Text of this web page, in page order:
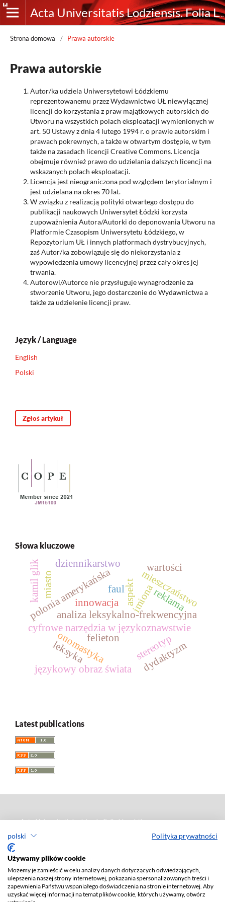
polski Polityka prywatności
Używamy plików cookie
Możemy je zamieścić w celu analizy danych dotyczących odwiedzających,
ulepszenia naszej strony internetowej, pokazania spersonalizowanych treści i
zapewnienia Państwu wspaniałego doświadczenia na stronie internetowej. Aby
uzyskać więcej informacji na temat plików cookie, których używamy, otwórz
Acta Universitatis Lodziensis. Folia Linguistica
Strona domowa / Prawa autorskie
Prawa autorskie
Autor/ka udziela Uniwersytetowi Łódzkiemu
reprezentowanemu przez Wydawnictwo UŁ niewyłącznej
licencji do korzystania z praw majątkowych autorskich do
Utworu na wszystkich polach eksploatacji wymienionych w
art. 50 Ustawy z dnia 4 lutego 1994 r. o prawie autorskim i
prawach pokrewnych, a także w otwartym dostępie, w tym
także na zasadach licencji Creative Commons. Licencja
obejmuje również prawo do udzielania dalszych licencji na
wskazanych polach eksploatacji.
Licencja jest nieograniczona pod względem terytorialnym i
jest udzielana na okres 70 lat.
W związku z realizacją polityki otwartego dostępu do
publikacji naukowych Uniwersytet Łódzki korzysta
z upoważnienia Autora/Autorki do deponowania Utworu na
Platformie Czasopism Uniwersytetu Łódzkiego, w
Repozytorium UŁ i innych platformach dystrybucyjnych,
zaś Autor/ka zobowiązuje się do niekorzystania z
wypowiedzenia umowy licencyjnej przez cały okres jej
trwania.
Autorowi/Autorce nie przysługuje wynagrodzenie za
stworzenie Utworu, jego dostarczenie do Wydawnictwa a
także za udzielenie licencji praw.
Język / Language
English
Polski
Zgłoś artykuł
Słowa kluczowe
analiza leksykalno-frekwencyjna
cyfrowe narzędzia w językoznawstwie
onomastyka
imiona
polonia amerykańska
leksyka
miasto mieszczaństwo
stereotyp
innowacja
felieton
językowy obraz świata
dziennikarstwo
reklama
aspekt
wartości
dydaktyzm
kamil glik faul
Latest publications
Acta Universitatis Lodziensis. Folia Linguistica
ISSN: 0208-6077
Redaktor naczelny: Ewa Szkudlarek-Śmiechowicz
Wydawca: Wydawnictwo Uniwersytetu Łódzkiego (www)